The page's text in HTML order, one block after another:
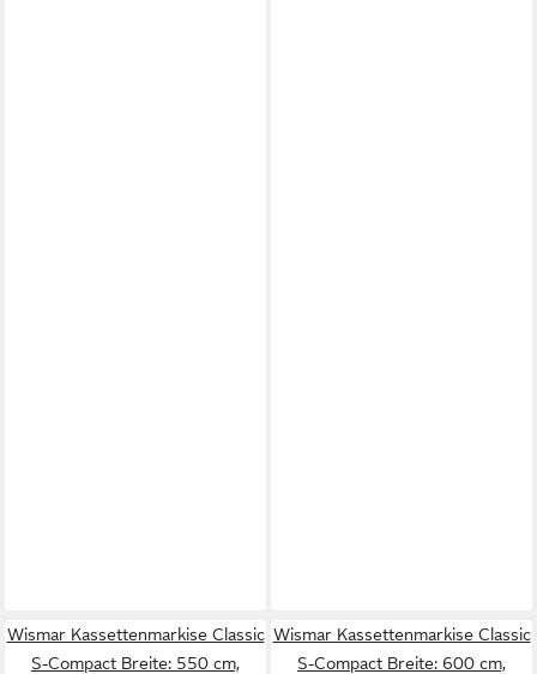
Wismar Kassettenmarkise Classic
S-Compact Breite: 550 cm,
Wismar Kassettenmarkise Classic
S-Compact Breite: 600 cm,